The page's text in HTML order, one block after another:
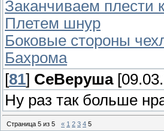
Заканчиваем плести
Плетем шнур
Боковые стороны
Бахрома
[81] СеВеруша
Ну раз так больше
Страница 5 из 5 « 1 2 3 4 5